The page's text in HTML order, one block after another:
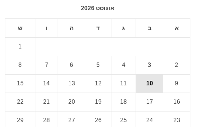
אוגוסט 2026
א ב ג ד ה ו ש
1
2
3
4
5
6
7
8
9
10
11
12
13
14
15
16
17
18
19
20
21
22
23
24
25
26
27
28
29